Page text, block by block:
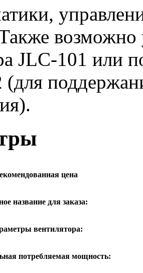
возможно
JLC-101 или
цена
название для заказа:
вентилятора:
потребляемая мощность: